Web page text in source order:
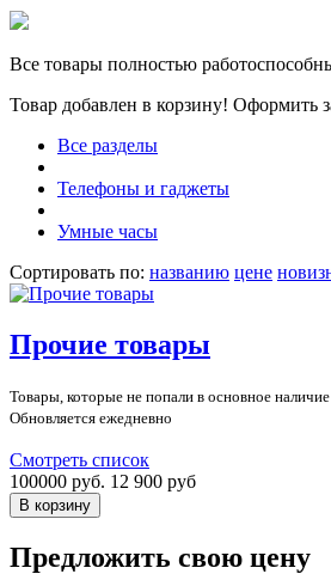
Все товары полностью
Товар добавлен в корзину! Оформить
Все разделы
Телефоны и гаджеты
Умные часы
Сортировать по: названию цене
Прочие товары
Товары, которые не попали в основное наличие
Обновляется ежедневно
Смотреть список
100000 руб. 12 900 руб
Предложить свою цену